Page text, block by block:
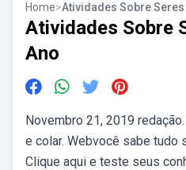
Home>Atividades Sobre Seres
Atividades Sobre
Ano
Novembro 21, 2019
e colar. Webvocê sabe
Clique aqui e teste seus